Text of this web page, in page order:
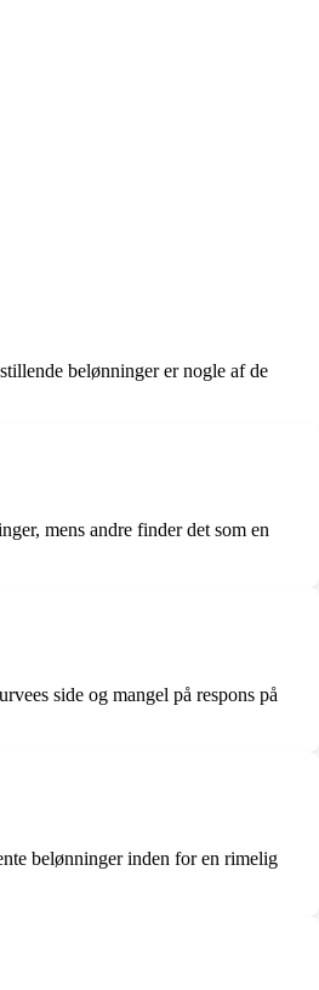
belønninger er nogle af de
mens andre finder det som en
side og mangel på respons på
belønninger inden for en rimelig